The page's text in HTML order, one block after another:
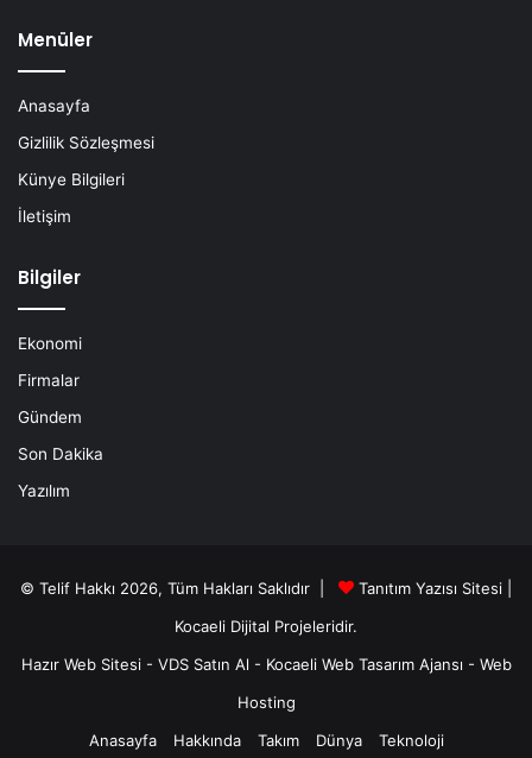
Menüler
Anasayfa
Gizlilik Sözleşmesi
Künye Bilgileri
İletişim
Bilgiler
Ekonomi
Firmalar
Gündem
Son Dakika
Yazılım
© Telif Hakkı 2026, Tüm Hakları Saklıdır |
Tanıtım Yazısı Sitesi |
Kocaeli Dijital Projeleridir.
Hazır Web Sitesi- VDS Satın Al - Kocaeli Web Tasarım Ajansı - Web
Hosting
Anasayfa
Hakkında Takım Dünya Teknoloji